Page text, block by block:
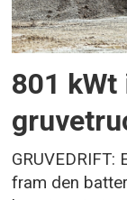
801 kWt
fram den